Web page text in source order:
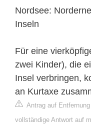
Nordsee:
Inseln
Für eine
zwei Kinder), die
Insel verbringen,
an Kurtaxe
Antrag auf
vollständige Antwort auf